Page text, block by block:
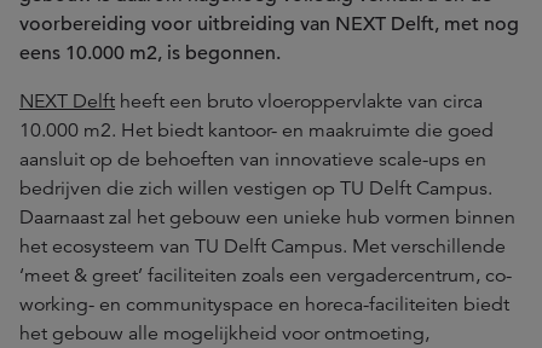
voorbereiding voor uitbreiding van NEXT Delft, met nog
eens 10.000 m2, is begonnen.
NEXT Delft heeft een bruto vloeroppervlakte van circa
10.000 m2. Het biedt kantoor- en maakruimte die goed
aansluit op de behoeften van innovatieve scale-ups en
bedrijven die zich willen vestigen op TU Delft Campus.
Daarnaast zal het gebouw een unieke hub vormen binnen
het ecosysteem van TU Delft Campus. Met verschillende
‘meet & greet’ faciliteiten zoals een vergadercentrum, co-
working- en communityspace en horeca-faciliteiten biedt
het gebouw alle mogelijkheid voor ontmoeting,